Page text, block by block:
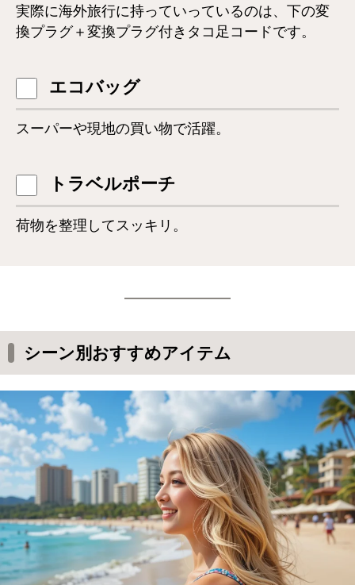
実際に海外旅行に持っていっているのは、下の変
換プラグ＋変換プラグ付きタコ足コードです。
エコバッグ
スーパーや現地の買い物で活躍。
トラベルポーチ
荷物を整理してスッキリ。
シーン別おすすめアイテム